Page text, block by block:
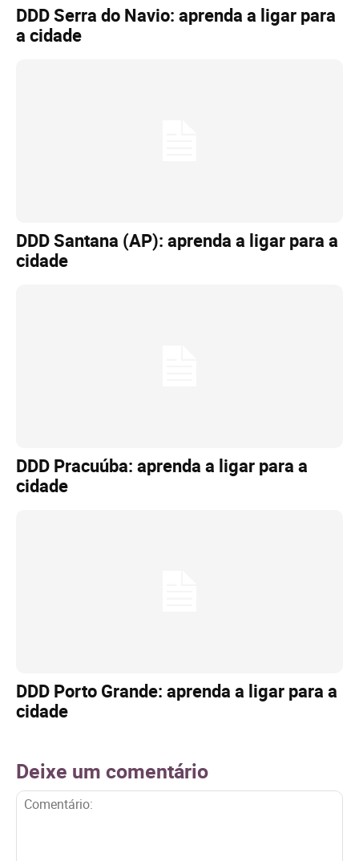
DDD Serra do Navio: aprenda a ligar para
a cidade
DDD Santana (AP): aprenda a ligar para a
cidade
DDD Pracuúba: aprenda a ligar para a
cidade
DDD Porto Grande: aprenda a ligar para a
cidade
Deixe um comentário